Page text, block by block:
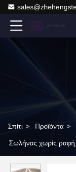
Σπίτι > Προϊόντα >
Σωλήνας χωρίς